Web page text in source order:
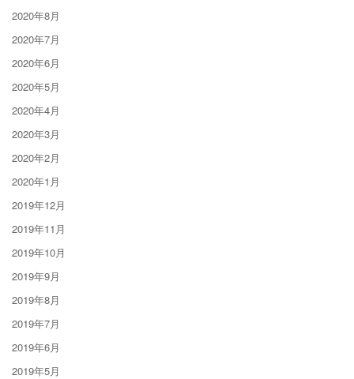
2020年8月
2020年7月
2020年6月
2020年5月
2020年4月
2020年3月
2020年2月
2020年1月
2019年12月
2019年11月
2019年10月
2019年9月
2019年8月
2019年7月
2019年6月
2019年5月